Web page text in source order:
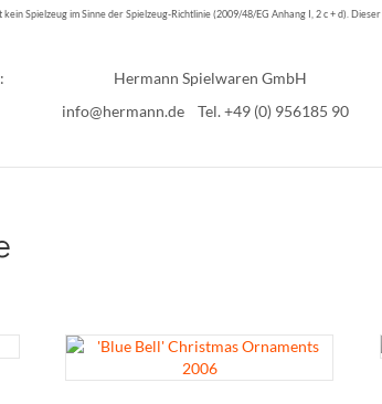
kein Spielzeug im Sinne der Spielzeug-Richtlinie (2009/48/EG Anhang I, 2 c + d).
Hermann Spielwaren GmbH
info@hermann.de Tel. +49 (0) 956185 90